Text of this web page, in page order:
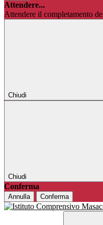
Attendere...
Attendere il completamento
Chiudi
Chiudi
Conferma
Annulla Conferma